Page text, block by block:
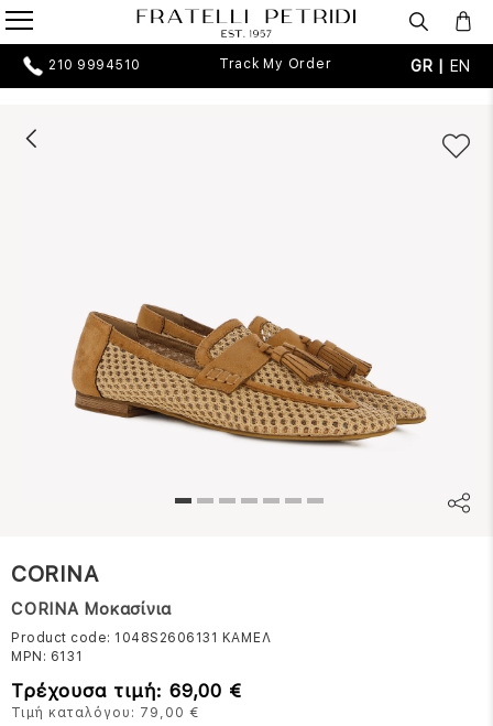
210 9994510 Track My Order GR | EN
CORINA
CORINA Μοκασίνια
Product code: 1048S2606131 ΚΑΜΕΛ
MPN: 6131
Τρέχουσα τιμή: 69,00 €
Τιμή καταλόγου: 79,00 €